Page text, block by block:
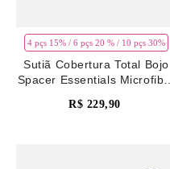
4 pçs 15% / 6 pçs 20 % / 10 pçs 30%
Sutiã Cobertura Total Bojo
Spacer Essentials Microfibra
R$ 229,90